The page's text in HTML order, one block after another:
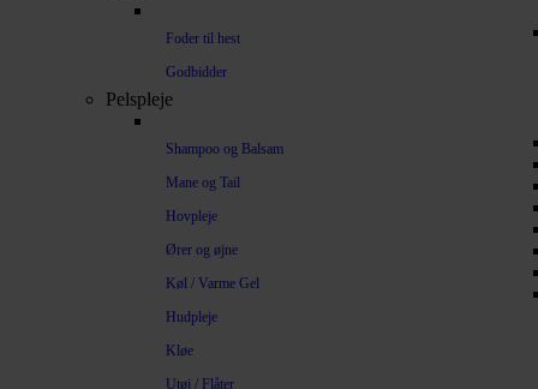
Foder til hest
Godbidder
Pelspleje
Shampoo og Balsam
Mane og Tail
Hovpleje
Ører og øjne
Køl / Varme Gel
Hudpleje
Kløe
Utøj / Flåter